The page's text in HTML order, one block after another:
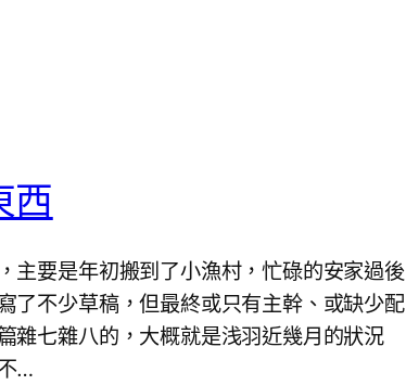
西
主要是年初搬到了小漁村，忙碌的安家過後
了不少草稿，但最終或只有主幹、或缺少配
雜七雜八的，大概就是浅羽近幾月的狀況
…